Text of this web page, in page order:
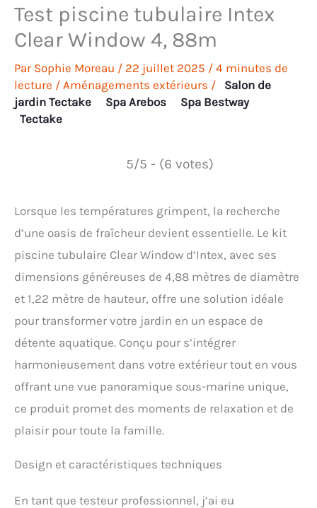
Test piscine tubulaire Intex
Clear Window 4, 88m
Par Sophie Moreau / 22 juillet 2025 / 4 minutes de
lecture / Aménagements extérieurs /
Salon de
jardin Tectake
Spa Arebos
Spa Bestway
Tectake
5/5 - (6 votes)
Lorsque les températures grimpent, la recherche
d’une oasis de fraîcheur devient essentielle. Le kit
piscine tubulaire Clear Window d’Intex, avec ses
dimensions généreuses de 4,88 mètres de diamètre
et 1,22 mètre de hauteur, offre une solution idéale
pour transformer votre jardin en un espace de
détente aquatique. Conçu pour s’intégrer
harmonieusement dans votre extérieur tout en vous
offrant une vue panoramique sous-marine unique,
ce produit promet des moments de relaxation et de
plaisir pour toute la famille.
Design et caractéristiques techniques
En tant que testeur professionnel, j’ai eu